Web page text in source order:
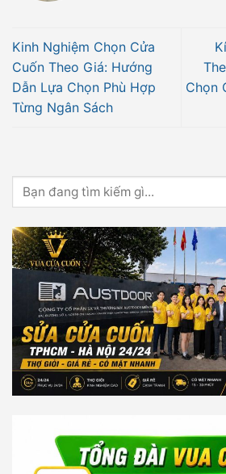
Kinh Nghiệm Chọn Cửa
Cuốn Theo Giá: Hướng
Dẫn Lựa Chọn Phù Hợp
Từng Ngân Sách
Chọn